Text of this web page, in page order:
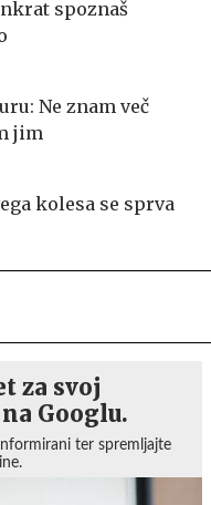
spoznaš
Ne znam več
jim
kolesa se sprva
za svoj
Googlu.
ter spremljajte